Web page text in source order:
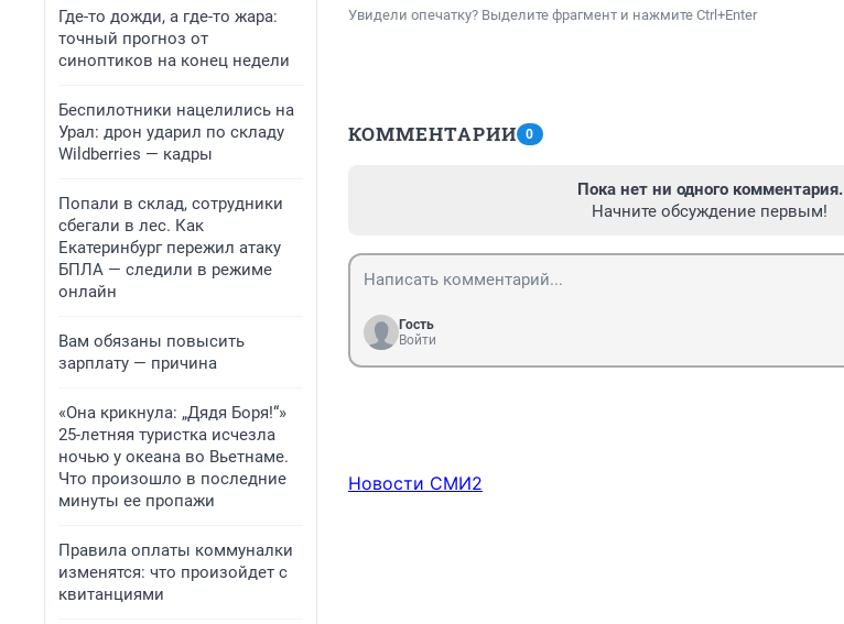
Где-то дожди, а где-то жара:
точный прогноз от
синоптиков на конец недели
Беспилотники нацелились на
Урал: дрон ударил по складу
Wildberries — кадры
Попали в склад, сотрудники
сбегали в лес. Как
Екатеринбург пережил атаку
БПЛА — следили в режиме
онлайн
Вам обязаны повысить
зарплату — причина
«Она крикнула: „Дядя Боря!“»
25-летняя туристка исчезла
ночью у океана во Вьетнаме.
Что произошло в последние
минуты ее пропажи
Правила оплаты коммуналки
изменятся: что произойдет с
квитанциями
Увидели опечатку? Выделите фрагмент и нажмите Ctrl+Enter
КОММЕНТАРИИ 0
Пока нет ни одного комментария.
Начните обсуждение первым!
Гость
Войти
Новости СМИ2